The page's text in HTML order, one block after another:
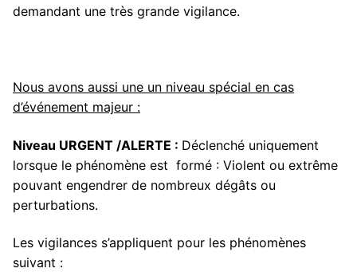
demandant une très grande vigilance.
Nous avons aussi une un niveau spécial en cas
d’événement majeur :
Niveau URGENT /ALERTE : Déclenché uniquement
lorsque le phénomène est formé : Violent ou extrême
pouvant engendrer de nombreux dégâts ou
perturbations.
Les vigilances s’appliquent pour les phénomènes
suivant :